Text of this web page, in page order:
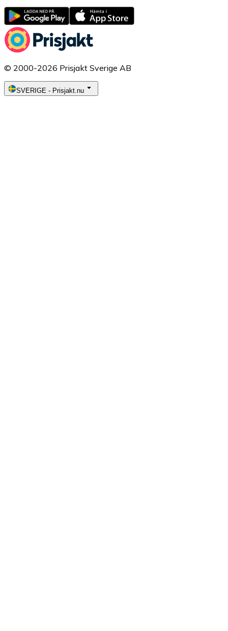
© 2000-2026 Prisjakt Sverige AB
SVERIGE - Prisjakt.nu